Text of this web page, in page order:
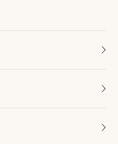
и последующая
в